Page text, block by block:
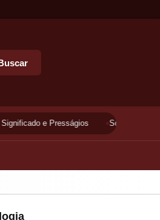
e Presságios Sonhar